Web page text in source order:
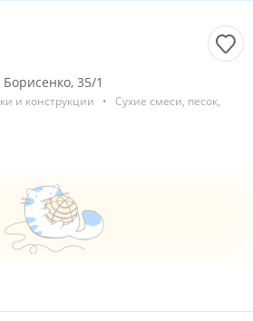
35/1
и конструкции •
Сухие смеси, песок,